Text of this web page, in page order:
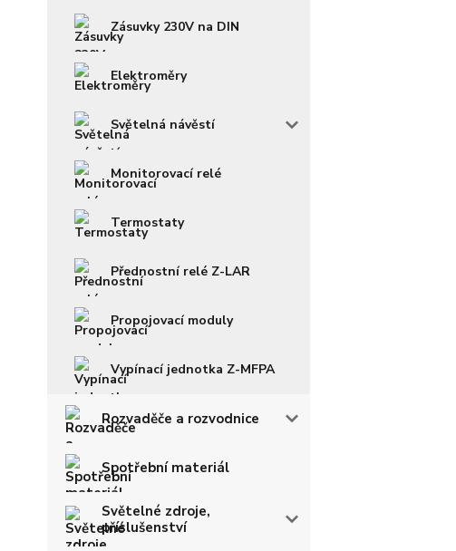
Zásuvky 230V na DIN
Elektroměry
Světelná návěstí
Monitorovací relé
Termostaty
Přednostní relé Z-LAR
Propojovací moduly
Vypínací jednotka Z-MFPA
Rozvaděče a rozvodnice
Spotřební materiál
Světelné zdroje,
příslušenství